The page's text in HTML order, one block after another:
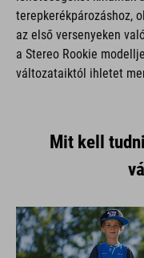
terepkerékpározáshoz,
az első versenyeken
a Stereo Rookie
változataiktól ihletet
Mit kell